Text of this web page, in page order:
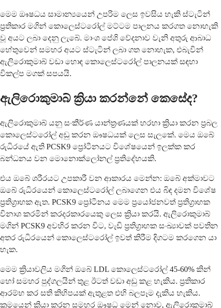
මෙම ඖෂධය සාමාන්‍යයෙන් උපරිම ලෙස ඉවසිය හැකි ස්ටැටින්
ප්‍රතිකාර මගින් කොලෙස්ටරෝල් මට්ටම පාලනය කරගත නොහැකි
වූ අයට ලබා දෙනු ලැබේ. මාංශ පේශි වේදනාව වැනි අතුරු ආබාධ
හේතුවෙන් සමහර අයට ස්ටැටින් ලබා ගත නොහැක, එබැවින්
ඇලිරොකුමාබ් වඩා හොඳ කොලෙස්ටරෝල් පාලනයක් සඳහා
විකල්ප මගක් සපයයි.
ඇලිරොකුමාබ් ක්‍රියා කරන්නේ කෙසේද?
ඇලිරොකුමාබ් යනු සංකීර්ණ යාන්ත්‍රණයක් හරහා ක්‍රියා කරන ප්‍රබල
කොලෙස්ටරෝල් අඩු කරන ඖෂධයක් ලෙස සැලකේ. මෙය ඔබේ
රුධිරයේ ඇති PCSK9 ප්‍රෝටීනයට විශේෂයෙන් ඉලක්ක කර
බන්ධනය වන මොනොක්ලෝනල් ප්‍රතිදේහයකි.
එය ඔබේ ශරීරයට උපකාරී වන ආකාරය මෙන්න: ඔබේ අක්මාවට
ඔබේ රුධිරයෙන් කොලෙස්ටරෝල් ලබාගෙන එය බිඳ දමන විශේෂ
ප්‍රතිග්‍රාහක ඇත. PCSK9 ප්‍රෝටීනය මෙම ප්‍රයෝජනවත් ප්‍රතිග්‍රාහක
විනාශ කරමින් කරදරකාරයෙකු ලෙස ක්‍රියා කරයි. ඇලිරොකුමාබ්
මගින් PCSK9 අවහිර කරන විට, වැඩි ප්‍රතිග්‍රාහක සංඛ්‍යාවක් පවතින
අතර රුධිරයෙන් කොලෙස්ටරෝල් ඉවත් කිරීම දිගටම කරගෙන යා
හැක.
මෙම ක්‍රියාවලිය මගින් ඔබේ LDL කොලෙස්ටරෝල් 45-60% කින්
හෝ සමහර පුද්ගලයින් තුළ ඊටත් වඩා අඩු කළ හැකිය. ප්‍රතිකාර
ආරම්භ කර සති කිහිපයක් ඇතුළත එහි බලපෑම දැකිය හැකිය.
ක්‍රමයෙන් ක්‍රියා කරන සමහර ඖෂධ මෙන් නොව, ඇලිරොකුමාබ්